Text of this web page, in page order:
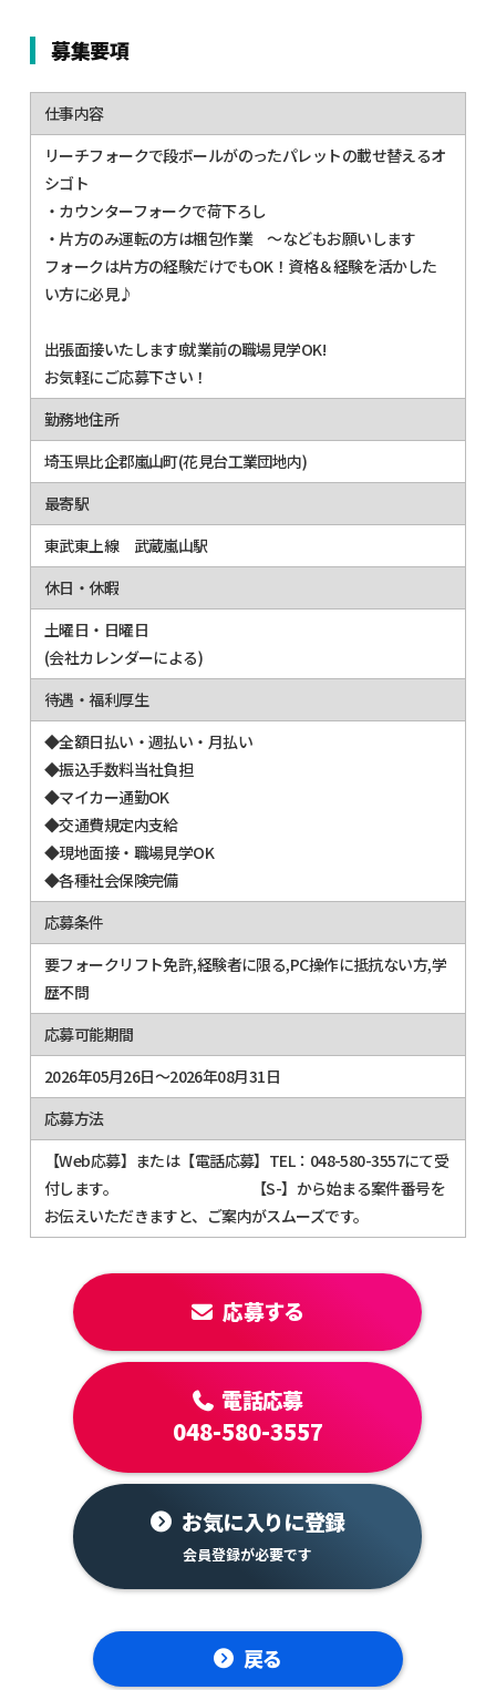
募集要項
仕事内容
リーチフォークで段ボールがのったパレットの載せ替えるオ
シゴト
・カウンターフォークで荷下ろし
・片方のみ運転の方は梱包作業 ～などもお願いします
フォークは片方の経験だけでもOK！資格＆経験を活かした
い方に必見♪
出張面接いたします!就業前の職場見学OK!
お気軽にご応募下さい！
勤務地住所
埼玉県比企郡嵐山町(花見台工業団地内)
最寄駅
東武東上線 武蔵嵐山駅
休日・休暇
土曜日・日曜日
(会社カレンダーによる)
待遇・福利厚生
◆全額日払い・週払い・月払い
◆振込手数料当社負担
◆マイカー通勤OK
◆交通費規定内支給
◆現地面接・職場見学OK
◆各種社会保険完備
応募条件
要フォークリフト免許,経験者に限る,PC操作に抵抗ない方,学
歴不問
応募可能期間
2026年05月26日～2026年08月31日
応募方法
【Web応募】または【電話応募】TEL：048-580-3557にて受
付します。 【S-】から始まる案件番号を
お伝えいただきますと、ご案内がスムーズです。
応募する
電話応募
048-580-3557
お気に入りに登録
戻る